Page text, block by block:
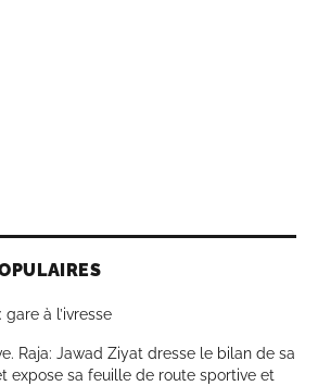
à l’ivresse
Raja: Jawad Ziyat dresse le bilan de sa
expose sa feuille de route sportive et